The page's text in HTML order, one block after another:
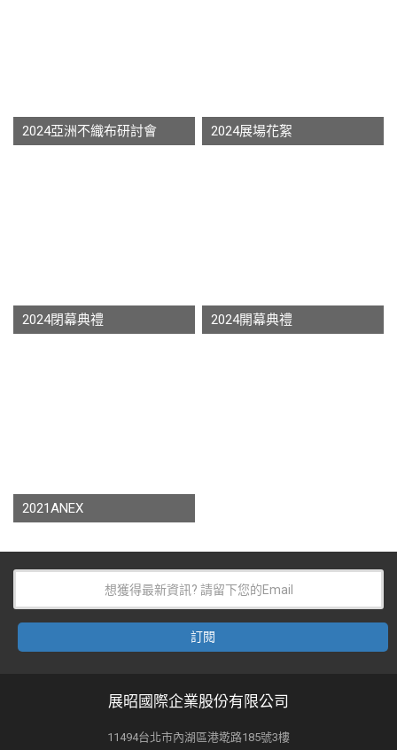
2024亞洲不織布研討會 2024展場花絮
2024閉幕典禮 2024開幕典禮
2021ANEX
展昭國際企業股份有限公司
11494台北市內湖區港墘路185號3樓